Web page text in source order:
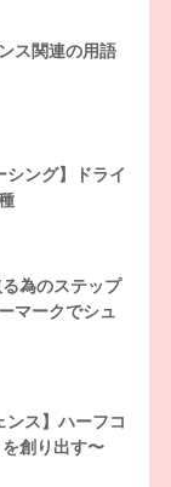
ス関連の用語
シング】ドライ
る為のステップ
マークでシュ
ンス】ハーフコ
創り出す〜